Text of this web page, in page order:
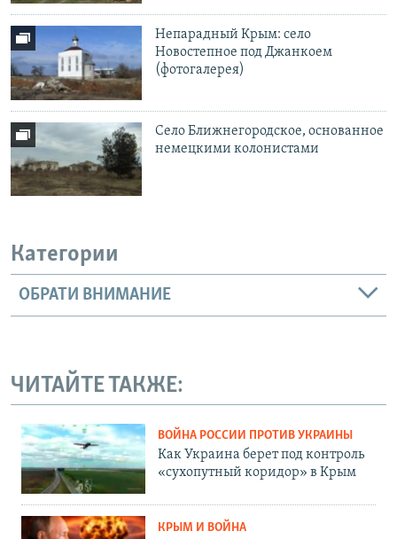
Непарадный Крым: село
Новостепное под Джанкоем
(фотогалерея)
Село Ближнегородское, основанное
немецкими колонистами
Категории
ОБРАТИ ВНИМАНИЕ
ЧИТАЙТЕ ТАКЖЕ:
ВОЙНА РОССИИ ПРОТИВ УКРАИНЫ
Как Украина берет под контроль
«сухопутный коридор» в Крым
КРЫМ И ВОЙНА